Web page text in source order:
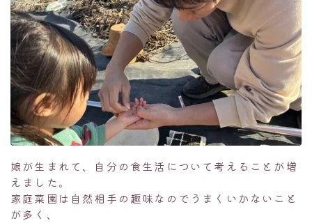
娘が生まれて、自分の食生活について考えることが増
えました。
家庭菜園は自然相手の趣味なのでうまくいかないこと
が多く、